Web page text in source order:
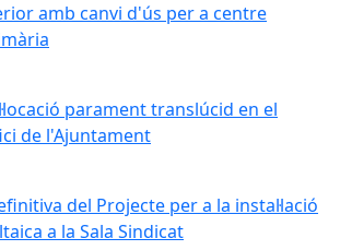
amb canvi d'ús per a centre
parament translúcid en el
de l'Ajuntament
del Projecte per a la instal·lació
a la Sala Sindicat